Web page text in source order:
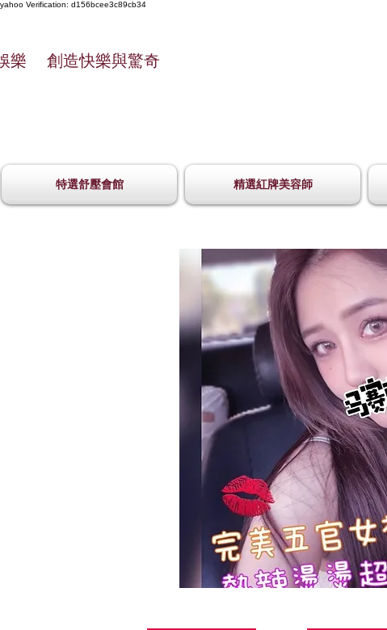
yahoo Verification: d156bcee3c89cb34
樂 創造快樂與驚奇
特選舒壓會館 精選紅牌美容師